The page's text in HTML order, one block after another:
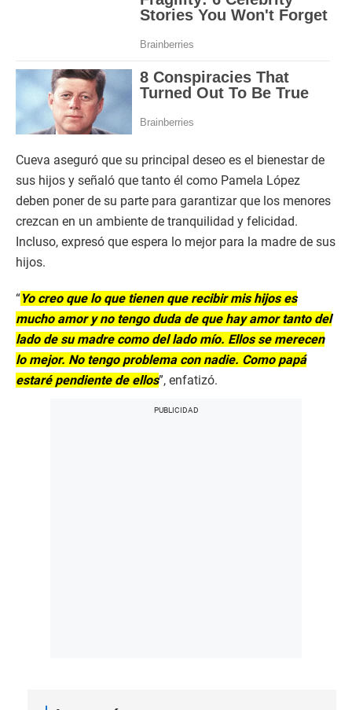
Cueva aseguró que su principal deseo es el bienestar de
sus hijos y señaló que tanto él como Pamela López
deben poner de su parte para garantizar que los menores
crezcan en un ambiente de tranquilidad y felicidad.
Incluso, expresó que espera lo mejor para la madre de sus
hijos.
“Yo creo que lo que tienen que recibir mis hijos es
mucho amor y no tengo duda de que hay amor tanto del
lado de su madre como del lado mío. Ellos se merecen
lo mejor. No tengo problema con nadie. Como papá
estaré pendiente de ellos”, enfatizó.